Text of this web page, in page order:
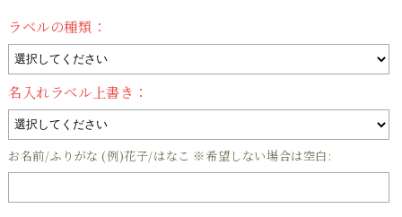
ラベルの種類：
名入れラベル上書き：
お名前/ふりがな (例)花子/はなこ ※希望しない場合は空白: